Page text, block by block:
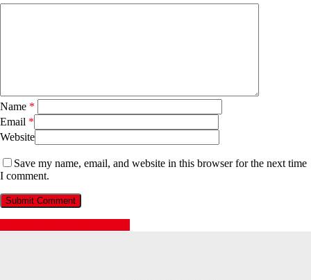
Name *
Email *
Website
Save my name, email, and website in this browser for the next time
I comment.